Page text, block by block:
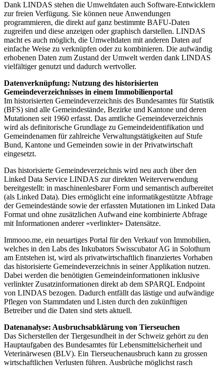
Dank LINDAS stehen die Umweltdaten auch Software-Entwicklern
zur freien Verfügung. Sie können neue Anwendungen
programmieren, die direkt auf ganz bestimmte BAFU-Daten
zugreifen und diese anzeigen oder graphisch darstellen. LINDAS
macht es auch möglich, die Umweltdaten mit anderen Daten auf
einfache Weise zu verknüpfen oder zu kombinieren. Die aufwändig
erhobenen Daten zum Zustand der Umwelt werden dank LINDAS
vielfältiger genutzt und dadurch wertvoller.
Datenverknüpfung: Nutzung des historisierten
Gemeindeverzeichnisses in einem Immobilienportal
Im historisierten Gemeindeverzeichnis des Bundesamtes für Statistik
(BFS) sind alle Gemeindestände, Bezirke und Kantone und deren
Mutationen seit 1960 erfasst. Das amtliche Gemeindeverzeichnis
wird als definitorische Grundlage zu Gemeindeidentifikation und
Gemeindenamen für zahlreiche Verwaltungstätigkeiten auf Stufe
Bund, Kantone und Gemeinden sowie in der Privatwirtschaft
eingesetzt.
Das historisierte Gemeindeverzeichnis wird neu auch über den
Linked Data Service LINDAS zur direkten Weiterverwendung
bereitgestellt: in maschinenlesbarer Form und semantisch aufbereitet
(als Linked Data). Dies ermöglicht eine informatikgestützte Abfrage
der Gemeindestände sowie der erfassten Mutationen im Linked Data
Format und ohne zusätzlichen Aufwand eine kombinierte Abfrage
mit Informationen anderer «verlinkter» Datensätze.
Immooo.me, ein neuartiges Portal für den Verkauf von Immobilien,
welches in den Labs des Inkubators Swisscubator AG in Solothurn
am Entstehen ist, wird als privatwirtschaftlich finanziertes Vorhaben
das historisierte Gemeindeverzeichnis in seiner Applikation nutzen.
Dabei werden die benötigten Gemeindeinformationen inklusive
verlinkter Zusatzinformationen direkt ab dem SPARQL Endpoint
von LINDAS bezogen. Dadurch entfällt das lästige und aufwändige
Pflegen von Stammdaten und Listen durch den zukünftigen
Betreiber und die Daten sind stets aktuell.
Datenanalyse: Ausbruchsabklärung von Tierseuchen
Das Sicherstellen der Tiergesundheit in der Schweiz gehört zu den
Hauptaufgaben des Bundesamtes für Lebensmittelsicherheit und
Veterinärwesen (BLV). Ein Tierseuchenausbruch kann zu grossen
wirtschaftlichen Verlusten führen. Ausbrüche möglichst rasch